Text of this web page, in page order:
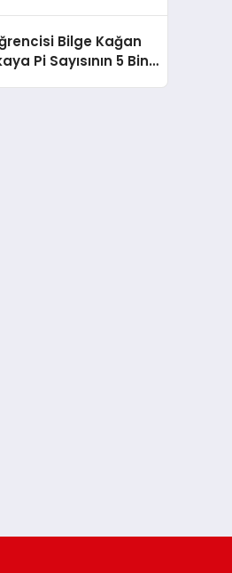
Bilge Kağan
Pi Sayısının 5 Bin